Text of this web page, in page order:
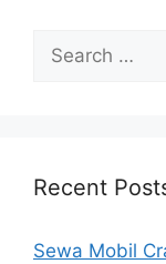
Search
for:
Recent
Sewa Mobil